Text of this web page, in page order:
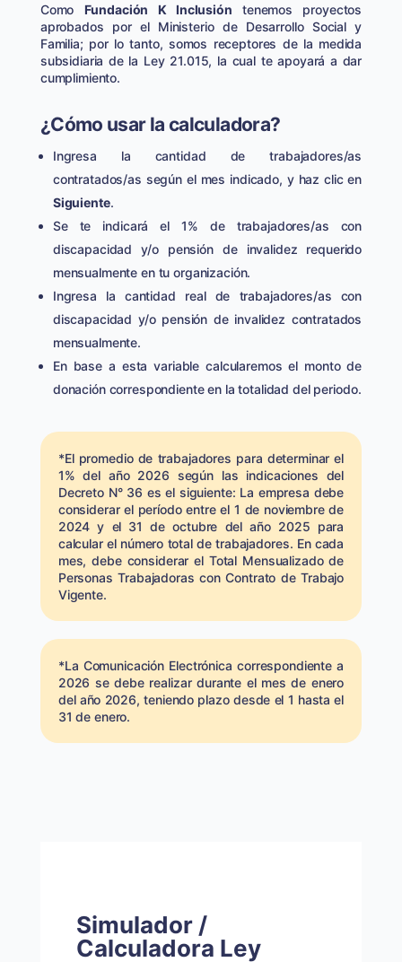
Como Fundación K Inclusión tenemos proyectos
aprobados por el Ministerio de Desarrollo Social y
Familia; por lo tanto, somos receptores de la medida
subsidiaria de la Ley 21.015, la cual te apoyará a dar
cumplimiento.
¿Cómo usar la calculadora?
Ingresa la cantidad de trabajadores/as
contratados/as según el mes indicado, y haz clic en
Siguiente.
Se te indicará el 1% de trabajadores/as con
discapacidad y/o pensión de invalidez requerido
mensualmente en tu organización.
Ingresa la cantidad real de trabajadores/as con
discapacidad y/o pensión de invalidez contratados
mensualmente.
En base a esta variable calcularemos el monto de
donación correspondiente en la totalidad del periodo.
*El promedio de trabajadores para determinar el
1% del año 2026 según las indicaciones del
Decreto N° 36 es el siguiente: La empresa debe
considerar el período entre el 1 de noviembre de
2024 y el 31 de octubre del año 2025 para
calcular el número total de trabajadores. En cada
mes, debe considerar el Total Mensualizado de
Personas Trabajadoras con Contrato de Trabajo
Vigente.
*La Comunicación Electrónica correspondiente a
2026 se debe realizar durante el mes de enero
del año 2026, teniendo plazo desde el 1 hasta el
31 de enero.
Simulador /
Calculadora Ley